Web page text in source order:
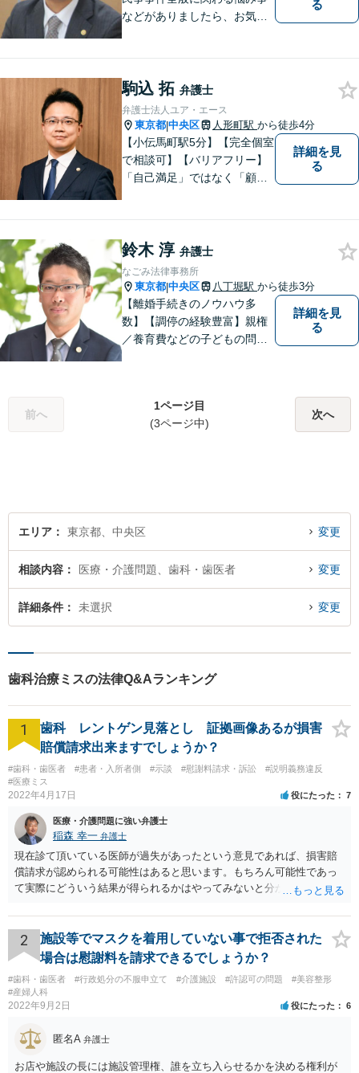
などがありましたら、お気軽
る
駒込 拓 弁護士
弁護士法人ユア・エース
東京都|中央区 人形町駅 から徒歩4分
【小伝馬町駅5分】【完全個室
で相談可】【バリアフリー】
「自己満足」ではなく「顧客
が本当に求める最高の結果に
こだわり続けたいと考えてお
ります。 お気軽にご相談くだ
さい。
詳細を見
る
鈴木 淳 弁護士
なごみ法律事務所
東京都|中央区 八丁堀駅 から徒歩3分
【離婚手続きのノウハウ多
数】【調停の経験豊富】親権
／養育費などの子どもの問題
に真摯に向き合い最後までサ
ポート。性別・年齢問わず、
詳細を見
る
前へ
1ページ目
(3ページ中)
次へ
エリア 東京都、中央区 変更
相談内容 医療・介護問題、歯科・歯医者 変更
詳細条件 未選択 変更
歯科治療ミスの法律Q&Aランキング
1
歯科 レントゲン見落とし 証拠画像あるが損害
賠償請求出来ますでしょうか？
#歯科・歯医者 #患者・入所者側 #示談 #慰謝料請求・訴訟
#説明義務違反
#医療ミス
2022年4月17日 役にたった 7
医療・介護問題に強い弁護士
稲森 幸一 弁護士
現在診て頂いている医師が過失があったという意見であれば、損害賠
償請求が認められる可能性はあると思います。もちろん可能性であっ
て実際にどういう結果が得られるかはやってみないと分かりません
療費や精神的苦痛を受けた分の慰謝料や仕事に影響があれば休業損害
などが考えられます。 頑張ってください。
2
施設等でマスクを着用していない事で拒否された
場合は慰謝料を請求できるでしょうか？
#歯科・歯医者 #行政処分の不服申立て #介護施設 #許認可の問題
#美容整形
#産婦人科
2022年9月2日 役にたった 6
匿名A 弁護士
お店や施設の長には施設管理権、誰を立ち入らせるかを決める権利が